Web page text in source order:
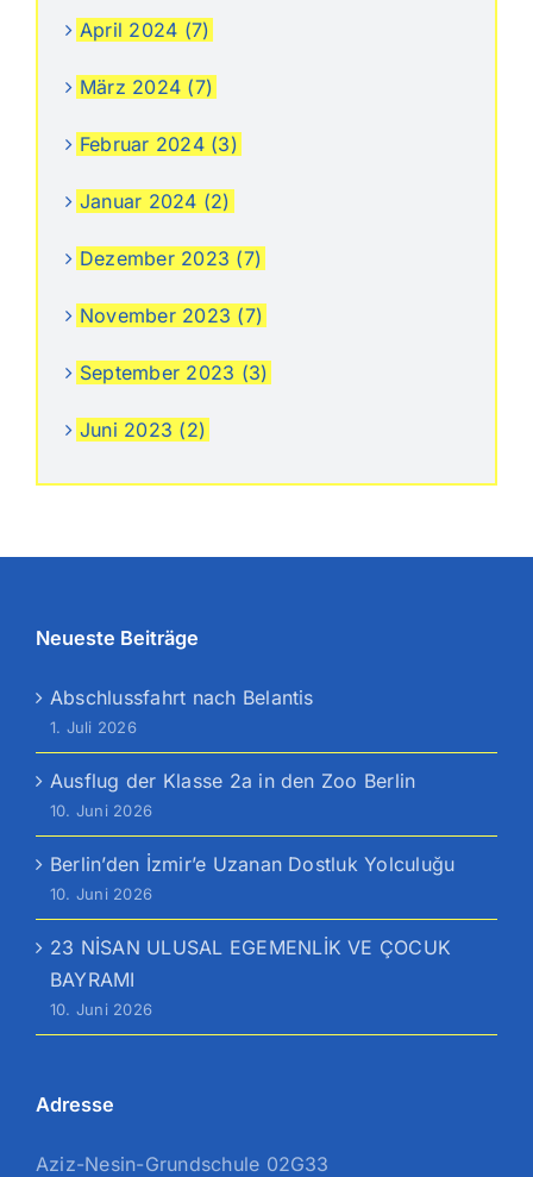
April 2024 (7)
März 2024 (7)
Februar 2024 (3)
Januar 2024 (2)
Dezember 2023 (7)
November 2023 (7)
September 2023 (3)
Juni 2023 (2)
Neueste Beiträge
Abschlussfahrt nach Belantis
1. Juli 2026
Ausflug der Klasse 2a in den Zoo Berlin
10. Juni 2026
Berlin’den İzmir’e Uzanan Dostluk Yolculuğu
10. Juni 2026
23 NİSAN ULUSAL EGEMENLİK VE ÇOCUK
BAYRAMI
10. Juni 2026
Adresse
Aziz-Nesin-Grundschule 02G33